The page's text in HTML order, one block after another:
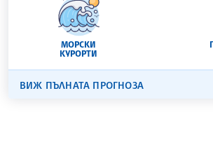
МОРСКИ
КУРОРТИ
ВИЖ ПЪЛНАТА ПРОГНОЗА